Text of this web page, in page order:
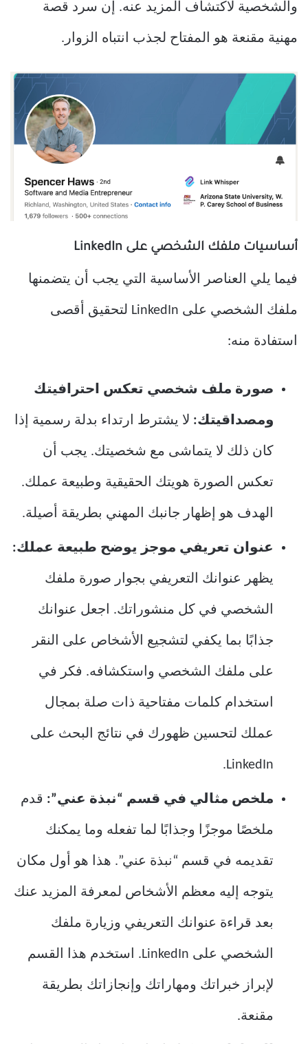
والشخصية لاكتشاف المزيد عنه. إن سرد قصة
مهنية مقنعة هو المفتاح لجذب انتباه الزوار.
أساسيات ملفك الشخصي على LinkedIn
فيما يلي العناصر الأساسية التي يجب أن يتضمنها
ملفك الشخصي على LinkedIn لتحقيق أقصى
استفادة منه:
صورة ملف شخصي تعكس احترافيتك
ومصداقيتك: لا يشترط ارتداء بدلة رسمية إذا
كان ذلك لا يتماشى مع شخصيتك. يجب أن
تعكس الصورة هويتك الحقيقية وطبيعة عملك.
الهدف هو إظهار جانبك المهني بطريقة أصيلة.
عنوان تعريفي موجز يوضح طبيعة عملك:
يظهر عنوانك التعريفي بجوار صورة ملفك
الشخصي في كل منشوراتك. اجعل عنوانك
جذابًا بما يكفي لتشجيع الأشخاص على النقر
على ملفك الشخصي واستكشافه. فكر في
استخدام كلمات مفتاحية ذات صلة بمجال
عملك لتحسين ظهورك في نتائج البحث على
LinkedIn.
ملخص مثالي في قسم “نبذة عني”: قدم
ملخصًا موجزًا وجذابًا لما تفعله وما يمكنك
تقديمه في قسم “نبذة عني”. هذا هو أول مكان
يتوجه إليه معظم الأشخاص لمعرفة المزيد عنك
بعد قراءة عنوانك التعريفي وزيارة ملفك
الشخصي على LinkedIn. استخدم هذا القسم
لإبراز خبراتك ومهاراتك وإنجازاتك بطريقة
مقنعة.